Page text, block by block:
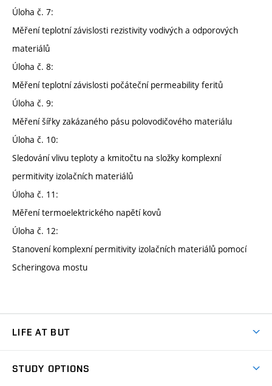
Úloha č. 7:
Měření teplotní závislosti rezistivity vodivých a odporových
materiálů
Úloha č. 8:
Měření teplotní závislosti počáteční permeability feritů
Úloha č. 9:
Měření šířky zakázaného pásu polovodičového materiálu
Úloha č. 10:
Sledování vlivu teploty a kmitočtu na složky komplexní
permitivity izolačních materiálů
Úloha č. 11:
Měření termoelektrického napětí kovů
Úloha č. 12:
Stanovení komplexní permitivity izolačních materiálů pomocí
Scheringova mostu
LIFE AT BUT
STUDY OPTIONS